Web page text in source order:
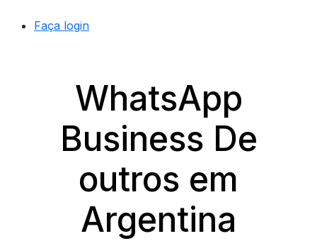
Faça login
WhatsApp
Business De
outros em
Argentina